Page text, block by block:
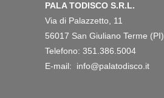
PALA TODISCO S.R.L.
Via di Palazzetto, 11
56017 San Giuliano Terme (PI)
Telefono: 351.386.5004
E-mail: info@palatodisco.it